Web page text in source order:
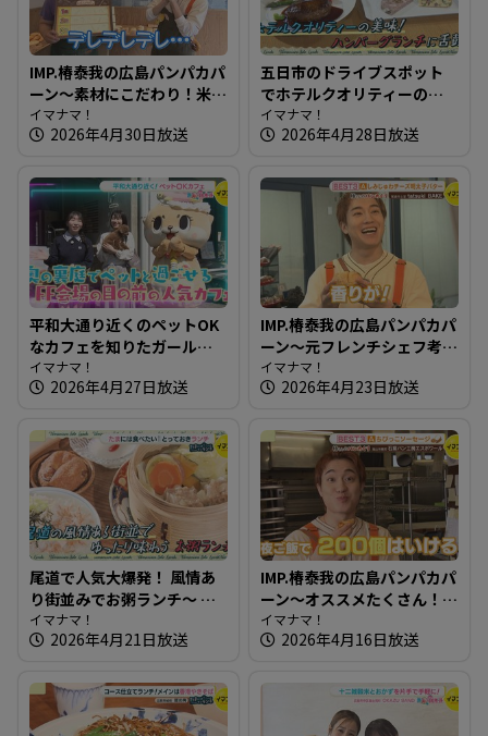
IMP.椿泰我の広島パンパカパ
ーン～素材にこだわり！米
粉パンを作る体にいいパン
屋さん
イマナマ！
2026年4月30日放送
五日市のドライブスポット
でホテルクオリティーのハ
ンバーグ～いろはビレッジ
【たまにはそとランチ】
イマナマ！
2026年4月28日放送
平和大通り近くのペットOK
なカフェを知りたガール
【街ネタ！知りたガール】
イマナマ！
2026年4月27日放送
IMP.椿泰我の広島パンパカパ
ーン～元フレンチシェフ考
案！薔薇酵母使用のパン屋
さん
イマナマ！
2026年4月23日放送
尾道で人気大爆発！ 風情あ
り街並みでお粥ランチ～ 小
料理屋 実【たまにはそとラ
ンチ】
イマナマ！
2026年4月21日放送
IMP.椿泰我の広島パンパカパ
ーン～オススメたくさん！
完売必至の映えるパン屋さ
ん
イマナマ！
2026年4月16日放送